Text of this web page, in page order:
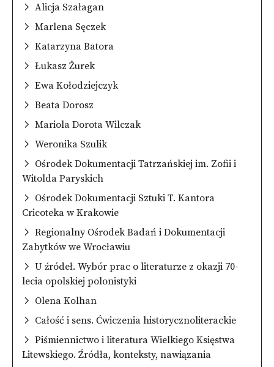
Alicja Szałagan
Marlena Sęczek
Katarzyna Batora
Łukasz Żurek
Ewa Kołodziejczyk
Beata Dorosz
Mariola Dorota Wilczak
Weronika Szulik
Ośrodek Dokumentacji Tatrzańskiej im. Zofii i
Witolda Paryskich
Ośrodek Dokumentacji Sztuki T. Kantora
Cricoteka w Krakowie
Regionalny Ośrodek Badań i Dokumentacji
Zabytków we Wrocławiu
U źródeł. Wybór prac o literaturze z okazji 70-
lecia opolskiej polonistyki
Olena Kolhan
Całość i sens. Ćwiczenia historycznoliterackie
Piśmiennictwo i literatura Wielkiego Księstwa
Litewskiego. Źródła, konteksty, nawiązania